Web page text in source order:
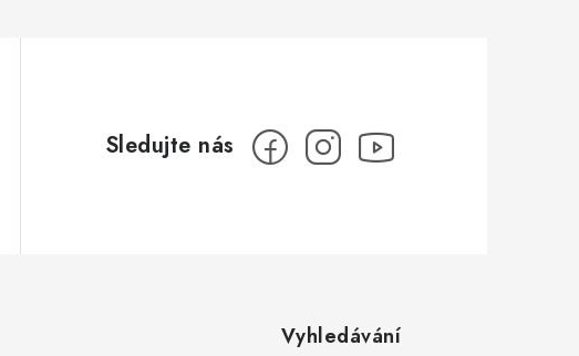
Vyhledávání